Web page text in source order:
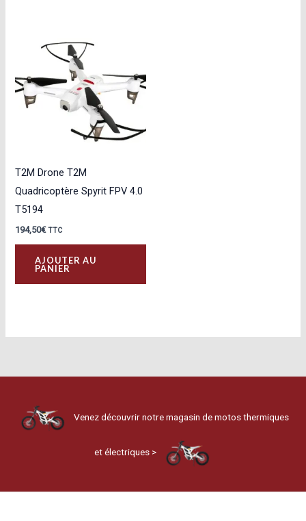
T2M Drone T2M
Quadricoptère Spyrit FPV 4.0
T5194
194,50€ TTC
AJOUTER AU
PANIER
Venez découvrir notre magasin de motos thermiques
et électriques >